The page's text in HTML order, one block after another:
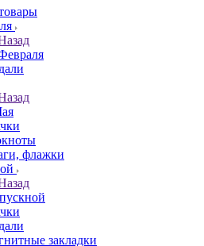
флажки
закладки